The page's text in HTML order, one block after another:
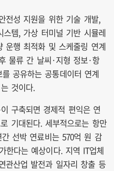
전성 지원을 위한 기술 개발,
템, 가상 터미널 기반 시뮬레
운행 최적화 및 스케줄링 연계
물류 간 날씨·지형 정보·항
공유하는 공통데이터 연계
것이다.
구축되면 경제적 편익은 연
기대된다. 세부적으로는 항만
선박 연료비는 570억 원 감
한다는 예상이다. 지역 IT업체
관산업 발전과 일자리 창출 등